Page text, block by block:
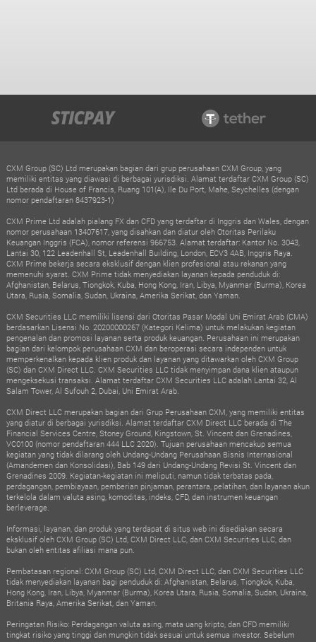
CXM Group (SC) Ltd merupakan bagian dari grup perusahaan CXM Group, yang
memiliki entitas yang diawasi di berbagai yurisdiksi. Alamat terdaftar CXM Group (SC)
Ltd berada di House of Francis, Ruang 101(A), Ile Du Port, Mahe, Seychelles (dengan
nomor pendaftaran 8437923-1)
CXM Prime Ltd adalah pialang FX dan CFD yang terdaftar di Inggris dan Wales, dengan
nomor perusahaan 13407617, yang disahkan dan diatur oleh Otoritas Perilaku
Keuangan Inggris (FCA), nomor referensi 966753. Alamat terdaftar: Kantor No. 3043,
Lantai 30, 122 Leadenhall St, Leadenhall Building, London, ECV3 4AB, Inggris Raya.
CXM Prime bekerja secara eksklusif dengan klien profesional atau rekanan yang
memenuhi syarat. CXM Prime tidak menyediakan layanan kepada penduduk di:
Afghanistan, Belarus, Tiongkok, Kuba, Hong Kong, Iran, Libya, Myanmar (Burma), Korea
Utara, Rusia, Somalia, Sudan, Ukraina, Amerika Serikat, dan Yaman.
CXM Securities LLC memiliki lisensi dari Otoritas Pasar Modal Uni Emirat Arab (CMA)
berdasarkan Lisensi No. 20200000267 (Kategori Kelima) untuk melakukan kegiatan
pengenalan dan promosi layanan serta produk keuangan. Perusahaan ini merupakan
bagian dari kelompok perusahaan CXM dan beroperasi secara independen untuk
memperkenalkan kepada klien produk dan layanan yang ditawarkan oleh CXM Group
(SC) dan CXM Direct LLC. CXM Securities LLC tidak menyimpan dana klien ataupun
mengeksekusi transaksi. Alamat terdaftar CXM Securities LLC adalah Lantai 32, Al
Salam Tower, Al Sufouh 2, Dubai, Uni Emirat Arab.
CXM Direct LLC merupakan bagian dari Grup Perusahaan CXM, yang memiliki entitas
yang diatur di berbagai yurisdiksi. Alamat terdaftar CXM Direct LLC berada di The
Financial Services Centre, Stoney Ground, Kingstown, St. Vincent dan Grenadines,
VC0100 (nomor pendaftaran 444 LLC 2020). Tujuan perusahaan mencakup semua
kegiatan yang tidak dilarang oleh Undang-Undang Perusahaan Bisnis Internasional
(Amandemen dan Konsolidasi), Bab 149 dari Undang-Undang Revisi St. Vincent dan
Grenadines 2009. Kegiatan-kegiatan ini meliputi, namun tidak terbatas pada,
perdagangan, pembiayaan, pemberian pinjaman, perantara, pelatihan, dan layanan akun
terkelola dalam valuta asing, komoditas, indeks, CFD, dan instrumen keuangan
berleverage.
Informasi, layanan, dan produk yang terdapat di situs web ini disediakan secara
eksklusif oleh CXM Group (SC) Ltd, CXM Direct LLC, dan CXM Securities LLC, dan
bukan oleh entitas afiliasi mana pun.
Pembatasan regional: CXM Group (SC) Ltd, CXM Direct LLC, dan CXM Securities LLC
tidak menyediakan layanan bagi penduduk di: Afghanistan, Belarus, Tiongkok, Kuba,
Hong Kong, Iran, Libya, Myanmar (Burma), Korea Utara, Rusia, Somalia, Sudan, Ukraina,
Britania Raya, Amerika Serikat, dan Yaman.
Peringatan Risiko: Perdagangan valuta asing, mata uang kripto, dan CFD memiliki
tingkat risiko yang tinggi dan mungkin tidak sesuai untuk semua investor. Sebelum